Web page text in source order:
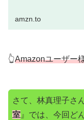
amzn.to
👆Amazonユーザー
さて、林真理子さ
室 』では、今回ど